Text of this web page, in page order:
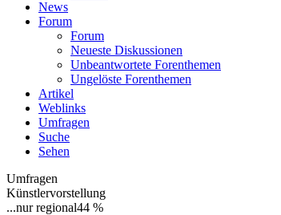
News
Forum
Forum
Neueste Diskussionen
Unbeantwortete Forenthemen
Ungelöste Forenthemen
Artikel
Weblinks
Umfragen
Suche
Sehen
Umfragen
Künstlervorstellung
...nur regional44 %